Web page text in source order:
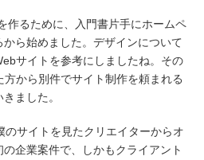
作るために、入門書片手にホームペ
ら始めました。デザインについて
サイトを参考にしましたね。その
から別件でサイト制作を頼まれる
ました。
サイトを見たクリエイターからオ
企業案件で、しかもクライアント